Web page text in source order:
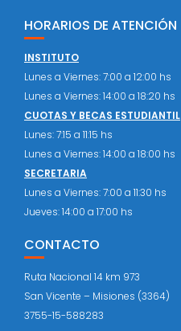
HORARIOS DE ATENCIÓN
INSTITUTO
Lunes a Viernes: 7:00 a 12:00 hs
Lunes a Viernes: 14:00 a 18:20 hs
CUOTAS Y BECAS ESTUDIANTIL
Lunes: 7:15 a 11:15 hs
Lunes a Viernes: 14:00 a 18:00 hs
SECRETARIA
Lunes a Viernes: 7:00 a 11:30 hs
Jueves: 14:00 a 17:00 hs
CONTACTO
Ruta Nacional 14 km 973
San Vicente – Misiones (3364)
3755-15-588283